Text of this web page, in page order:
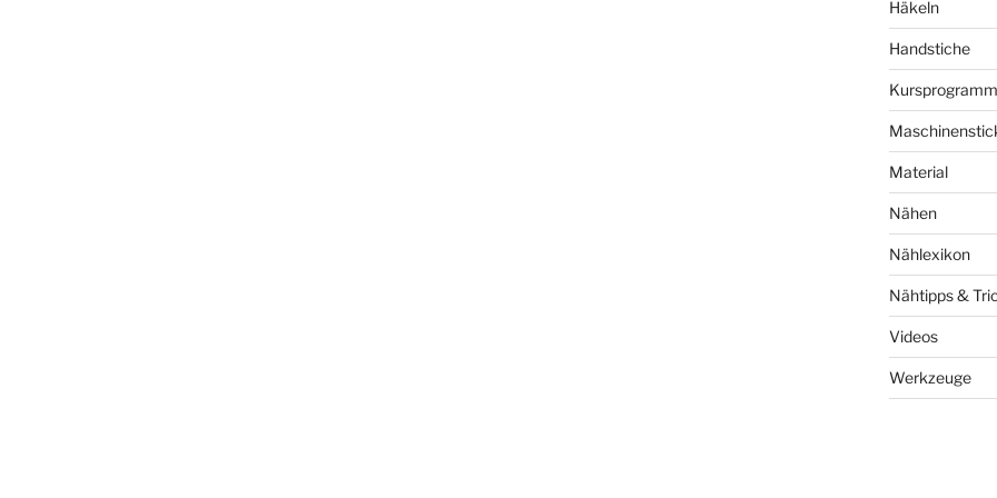
Häkeln
Handstiche
Kursprogramm
Material
Nähen
Nählexikon
Nähtipps &
Videos
Werkzeuge